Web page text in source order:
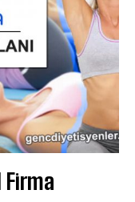
Firma